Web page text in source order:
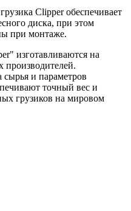
Clipper обеспечивает
диска, при этом
при монтаже.
изготавливаются на
производителей.
и параметров
точный вес и
грузиков на мировом